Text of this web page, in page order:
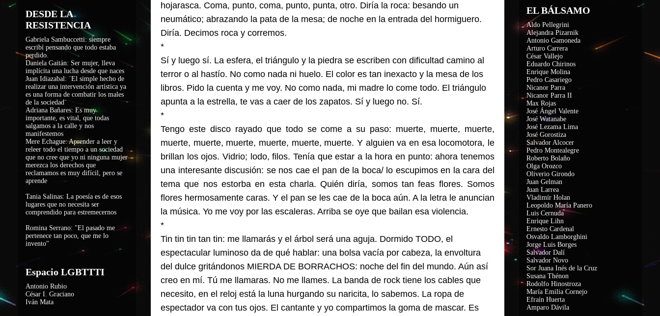
hojarasca. Coma, punto, coma, punto, punta, otro. Diría la roca: besando un
neumático; abrazando la pata de la mesa; de noche en la entrada del hormiguero.
Diría. Decimos roca y corremos.
*
Sí y luego sí. La esfera, el triángulo y la piedra se escriben con dificultad camino al
terror o al hastío. No como nada ni huelo. El color es tan inexacto y la mesa de los
libros. Pido la cuenta y me voy. No como nada, mi madre lo come todo. El triángulo
apunta a la estrella, te vas a caer de los zapatos. Sí y luego no. Sí.
*
Tengo este disco rayado que todo se come a su paso: muerte, muerte, muerte,
muerte, muerte, muerte, muerte, muerte, muerte. Y alguien va en esa locomotora, le
brillan los ojos. Vidrio; lodo, filos. Tenía que estar a la hora en punto: ahora tenemos
una interesante discusión: se nos cae el pan de la boca/ lo escupimos en la cara del
tema que nos estorba en esta charla. Quién diría, somos tan feas flores. Somos
flores hermosamente caras. Y el pan se les cae de la boca aún. A la letra le anuncian
la música. Yo me voy por las escaleras. Arriba se oye que bailan esa violencia.
*
Tin tin tin tan tin: me llamarás y el árbol será una aguja. Dormido TODO, el
espectacular luminoso da de qué hablar: una bolsa vacía por cabeza, la envoltura
del dulce gritándonos MIERDA DE BORRACHOS: noche del fin del mundo. Aún así
creo en mí. Tú me llamaras. No me llames. La banda de rock tiene los cables que
necesito, en el reloj está la luna hurgando su naricita, lo sabemos. La ropa de
espectador va con tus ojos. El cantante y yo compartimos la goma de mascar. Es
DESDE LA
RESISTENCIA
Gabriela Sambuccetti: siempre
escribí pensando que todo estaba
perdido.
Daniela Gaitán: Ser mujer, lleva
implícita una lucha desde que naces
Juan Idiazabal: ¨El simple hecho de
realizar una intervención artística ya
es una forma de combatir los males
de la sociedad¨
Adriana Bañares: Es muy
importante, es vital, que todas
salgamos a la calle y nos
manifestemos
Mere Echague: Aprender a leer y
releer todo el tiempo a un sociedad
que no cree que yo ni ninguna mujer
merezca los derechos que
reclamamos es muy difícil, pero se
aprende
Tania Salinas: La poesía es de esos
lugares que no necesita ser
comprendido para estremecernos
Romina Serrano: "El pasado me
pertenece tan poco, que me lo
invento"
Espacio LGBTTTI
Antonio Rubio
César I. Graciano
Iván Mata
EL BÁLSAMO
Aldo Pellegrini
Alejandra Pizarnik
Antonio Gamoneda
Arturo Carrera
César Vallejo
Eduardo Chirinos
Enrique Molina
Pedro Casariego
Nicanor Parra
Nicanor Parra II
Max Rojas
José Ángel Valente
José Watanabe
José Lezama Lima
José Gorostiza
Salvador Alcocer
Pedro Montealegre
Roberto Bolaño
Olga Orozco
Oliverio Girondo
Juan Gelman
Juan Larrea
Vladimír Holan
Leopoldo María Panero
Luis Cernuda
Enrique Lihn
Ernesto Cardenal
Osvaldo Lamborghini
Jorge Luis Borges
Salvador Dalí
Salvador Novo
Sor Juana Inés de la Cruz
Susana Thénon
Rodolfo Hinostroza
María Emilia Cornejo
Efraín Huerta
Amparo Dávila